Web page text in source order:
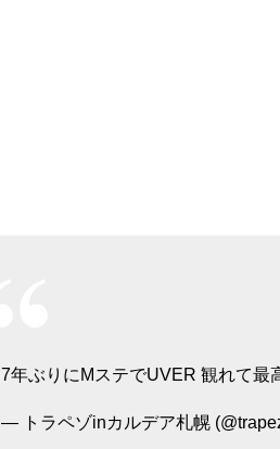
7年ぶりにMステでUVER 観れて最
— トラペゾinカルデア札幌